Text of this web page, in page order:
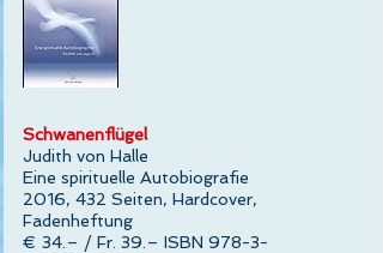
Schwanenflügel
Judith von Halle
Eine spirituelle Autobiografie
2016, 432 Seiten, Hardcover,
Fadenheftung
€ 34.– / Fr. 39.– ISBN 978-3-